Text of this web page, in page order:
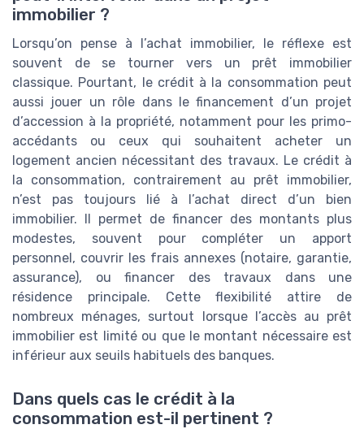
immobilier ?
Lorsqu’on pense à l’achat immobilier, le réflexe est
souvent de se tourner vers un prêt immobilier
classique. Pourtant, le crédit à la consommation peut
aussi jouer un rôle dans le financement d’un projet
d’accession à la propriété, notamment pour les primo-
accédants ou ceux qui souhaitent acheter un
logement ancien nécessitant des travaux. Le crédit à
la consommation, contrairement au prêt immobilier,
n’est pas toujours lié à l’achat direct d’un bien
immobilier. Il permet de financer des montants plus
modestes, souvent pour compléter un apport
personnel, couvrir les frais annexes (notaire, garantie,
assurance), ou financer des travaux dans une
résidence principale. Cette flexibilité attire de
nombreux ménages, surtout lorsque l’accès au prêt
immobilier est limité ou que le montant nécessaire est
inférieur aux seuils habituels des banques.
Dans quels cas le crédit à la
consommation est-il pertinent ?